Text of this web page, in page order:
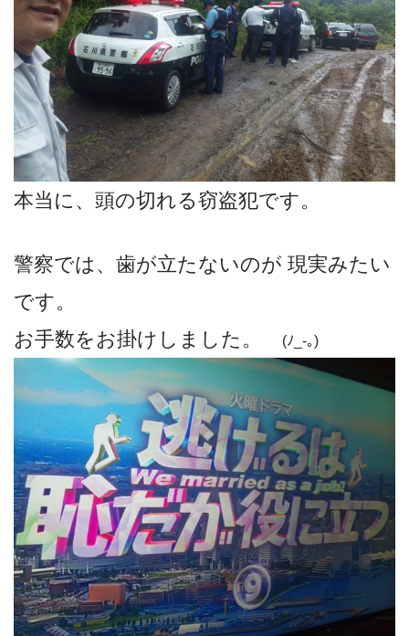
本当に、頭の切れる窃盗犯です。
警察では、歯が立たないのが 現実みたい
です。
お手数をお掛けしました。
(ﾉ_-｡)